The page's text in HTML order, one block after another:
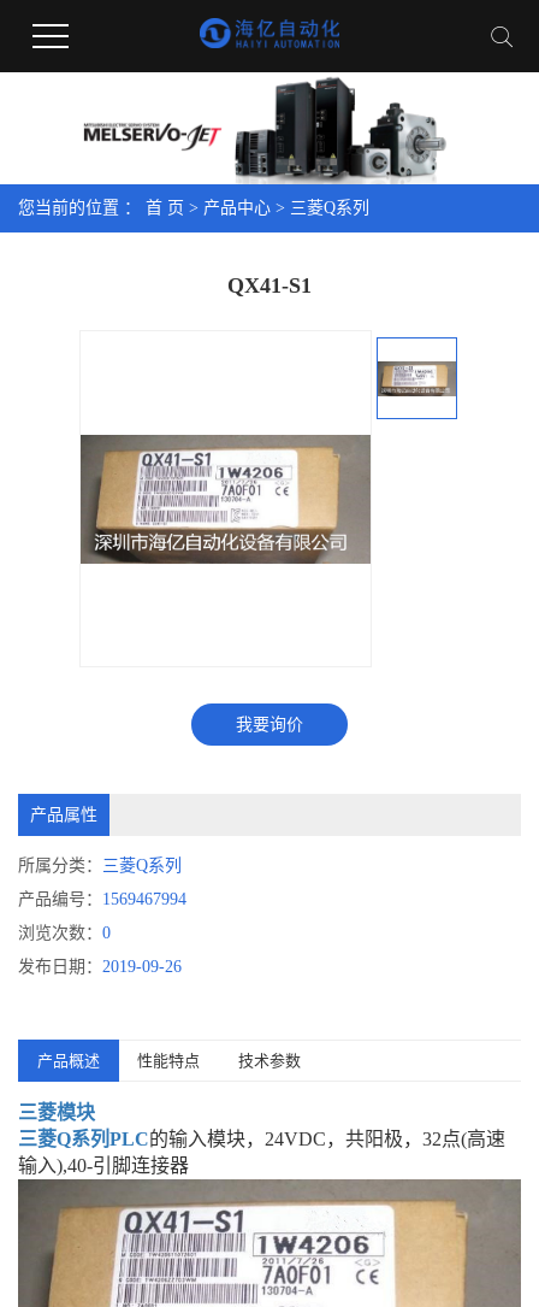
您当前的位置 ： 首 页 > 产品中心 > 三菱Q系列
QX41-S1
我要询价
产品属性
所属分类： 三菱Q系列
产品编号： 1569467994
浏览次数： 0
发布日期： 2019-09-26
产品概述 性能特点 技术参数
三菱模块
三菱Q系列 PLC的输入模块，24VDC，共阳极，32点(高速
输入),40-引脚连接器